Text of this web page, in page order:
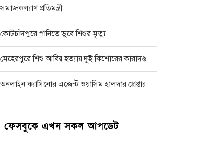
সমাজকল্যাণ প্রতিমন্ত্রী
কোটচাঁদপুরে পানিতে ডুবে শিশুর মৃত্যু
মেহেরপুরে শিশু আবির হত্যায় দুই কিশোরের কারাদণ্ড
অনলাইন ক্যাসিনোর এজেন্ট ওয়াসিম হালদার গ্রেপ্তার
ফেসবুকে এখন সকল আপডেট